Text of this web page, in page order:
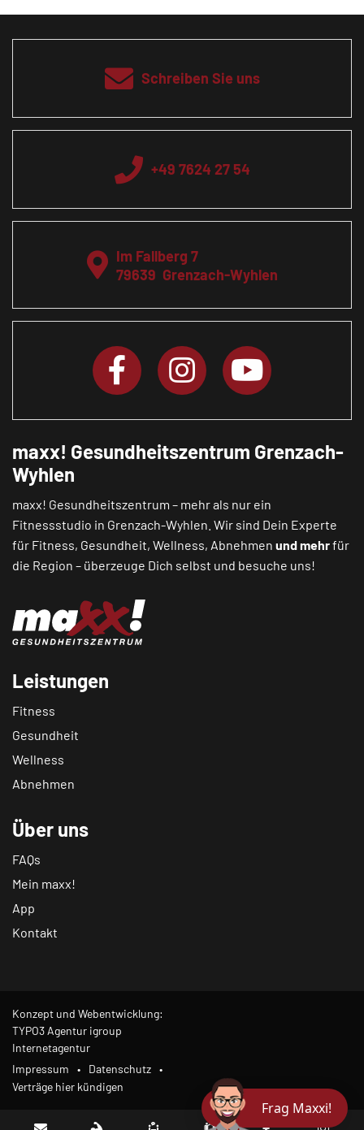
Schreiben Sie uns
+49 7624 27 54
Im Fallberg 7
79639 Grenzach-Wyhlen
maxx! Gesundheitszentrum Grenzach-
Wyhlen
maxx! Gesundheitszentrum – mehr als nur ein
Fitnessstudio in Grenzach-Wyhlen. Wir sind Dein Experte
für Fitness, Gesundheit, Wellness, Abnehmen und mehrfür
die Region – überzeuge Dich selbst und besuche uns!
Leistungen
Fitness
Gesundheit
Wellness
Abnehmen
Über uns
FAQs
Mein maxx!
App
Kontakt
Konzept und Webentwicklung:
TYPO3 Agentur igroup
Internetagentur
Impressum
Datenschutz
Verträge hier kündigen
Frag Maxxi!